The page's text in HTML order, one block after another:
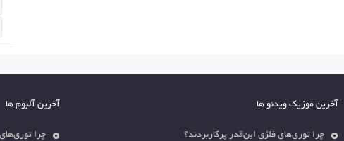
آخرین موزیک ویدئو ها
چرا توری‌های فلزی این‌قدر پرکاربردند؟
آخرین آلبوم ها
چرا